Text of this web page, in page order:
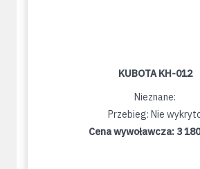
KUBOTA KH-012
Nieznane:
Przebieg: Nie
Cena wywoławcza: 3